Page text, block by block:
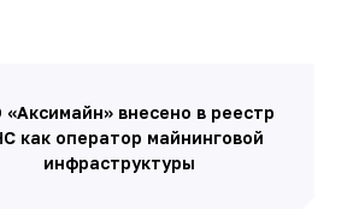
внесено в реестр
как оператор майнинговой
инфраструктуры